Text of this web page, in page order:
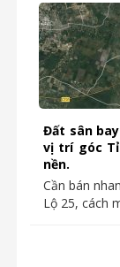
Đất sân
vị trí góc
nền.
Cần bán
Lộ 25, cách